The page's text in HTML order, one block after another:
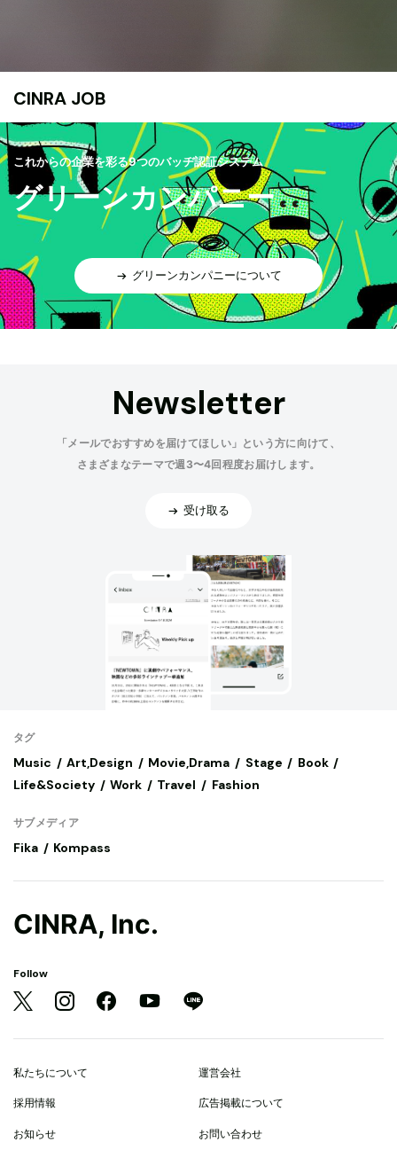
CINRA JOB
これからの企業を彩る9つのバッヂ認証システム
グリーンカンパニー
グリーンカンパニーについて
Newsletter
「メールでおすすめを届けてほしい」という方に向けて、
さまざまなテーマで週3〜4回程度お届けします。
受け取る
タグ
Music Art,Design Movie,Drama Stage
Book
Life&Society
Work Travel Fashion
サブメディア
Fika Kompass
CINRA, Inc.
Follow
私たちについて 運営会社
採用情報 広告掲載について
お知らせ お問い合わせ